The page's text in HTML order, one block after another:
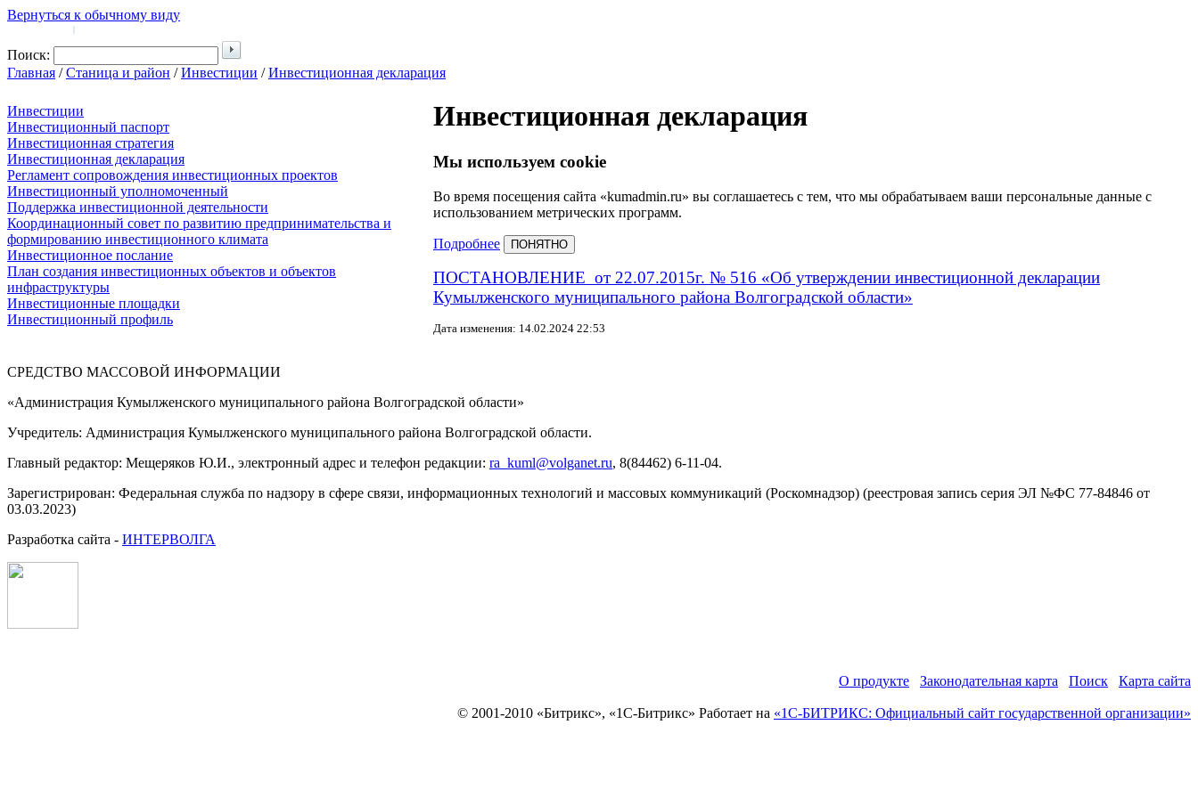
Вернуться к обычному виду
|
Поиск:
Главная /Станица и район /Инвестиции /Инвестиционная декларация
Инвестиции
Инвестиционный паспорт
Инвестиционная стратегия
Инвестиционная декларация
Регламент сопровождения инвестиционных проектов
Инвестиционный уполномоченный
Поддержка инвестиционной деятельности
Координационный совет по развитию предпринимательства и
формированию инвестиционного климата
Инвестиционное послание
План создания инвестиционных объектов и объектов
инфраструктуры
Инвестиционные площадки
Инвестиционный профиль
Инвестиционная декларация
Мы используем cookie
Во время посещения сайта «kumadmin.ru» вы соглашаетесь с тем, что мы обрабатываем ваши персональные данные с
использованием метрических программ.
Подробнее ПОНЯТНО
ПОСТАНОВЛЕНИЕ от 22.07.2015г. № 516 «Об утверждении инвестиционной декларации
Кумылженского муниципального района Волгоградской области»
Дата изменения: 14.02.2024 22:53
СРЕДСТВО МАССОВОЙ ИНФОРМАЦИИ
«Администрация Кумылженского муниципального района Волгоградской области»
Учредитель: Администрация Кумылженского муниципального района Волгоградской области.
Главный редактор: Мещеряков Ю.И., электронный адрес и телефон редакции: ra_kuml@volganet.ru, 8(84462) 6-11-04.
Зарегистрирован: Федеральная служба по надзору в сфере связи, информационных технологий и массовых коммуникаций (Роскомнадзор) (реестровая запись серия ЭЛ №ФС 77-84846 от
03.03.2023)
Разработка сайта - ИНТЕРВОЛГА
О продукте Законодательная карта Поиск Карта сайта
© 2001-2010 «Битрикс», «1С-Битрикс» Работает на «1С-БИТРИКС: Официальный сайт государственной организации»